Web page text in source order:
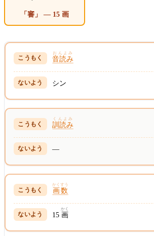
「審」 — 15 画
音読み
おんよみ
シン
訓読み
くんよみ
—
画数
かくすう
15 画
かく